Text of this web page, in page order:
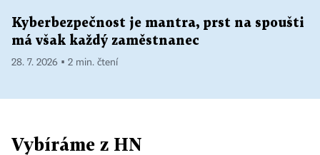
Kyberbezpečnost je mantra, prst na spoušti
má však každý zaměstnanec
28. 7. 2026 ▪ 2 min. čtení
Vybíráme z HN